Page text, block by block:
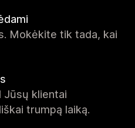
Mokėkite tik tada, kai
Jūsų klientai
trumpą laiką.